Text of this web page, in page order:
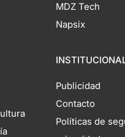
MDZ Tech
Napsix
Publicidad
Contacto
Políticas de